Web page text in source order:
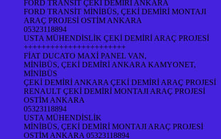
FORD TRANSİT ÇEKİ DEMİRİ ANKARA
FORD TRANSİT MİNİBÜS, ÇEKİ DEMİRİ MONTAJI
ARAÇ PROJESİ OSTİM ANKARA
05323118894
USTA MÜHENDİSLİK ÇEKİ DEMİRİ ARAÇ PROJESİ
+++++++++++++++++++++++
FİAT DUCATO MAXİ PANEL VAN,
MİNİBÜS, ÇEKİ DEMİRİ ANKARA KAMYONET,
MİNİBÜS
ÇEKİ DEMİRİ ANKARA ÇEKİ DEMİRİ ARAÇ PROJESİ
RENAULT ÇEKİ DEMİRİ MONTAJI ARAÇ PROJESİ
OSTİM ANKARA
05323118894
USTA MÜHENDİSLİK
MİNİBÜS, ÇEKİ DEMİRİ MONTAJI ARAÇ PROJESİ
OSTİM ANKARA 05323118894